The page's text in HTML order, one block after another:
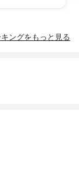
ングをもっと見る